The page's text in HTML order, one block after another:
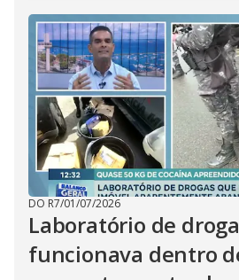
DO R7/01/07/2026
Laboratório de
funcionava dentro